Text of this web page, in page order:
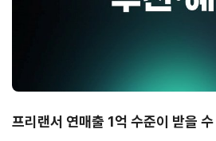
프리랜서 연매출 1억 수준이 받을